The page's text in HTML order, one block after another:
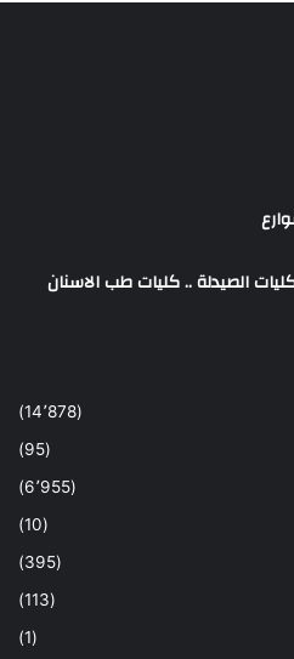
الصيدلة .. كليات طب الاسنان
(14٬878)
(95)
(6٬955)
(10)
(395)
(113)
(1)